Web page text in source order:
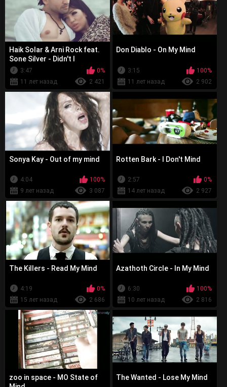
Haik Solar & Arni Rock feat.
Sone Silver - Didn't I
3:47
0%
11 лет назад
2 421
Don Diablo - On My Mind
3:15
100%
11 лет назад
2 902
Sonya Kay - Out of my mind
4:04
100%
9 лет назад
3 087
Rotten Bark - I Don't Mind
2:57
0%
14 лет назад
2 927
The Killers - Read My Mind
4:19
0%
15 лет назад
2 686
Azathoth Circle - In My Mind
6:30
100%
10 лет назад
2 816
zoo in space - MO State of
The Wanted - Lose My Mind